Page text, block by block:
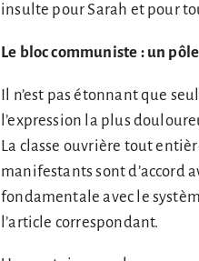
insulte pour Sarah et pour
Le bloc communiste : un
Il n’est pas étonnant que
l’expression la plus
La classe ouvrière tout
manifestants sont d’accord
fondamentale avec le
l’article correspondant.